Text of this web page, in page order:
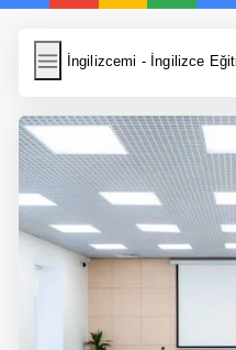
İngilizcemi - İngilizce
İngilizcemi
Resim Yükle
Wordpress Cache
Anasayfa
İngilizce Şarkı Sözleri